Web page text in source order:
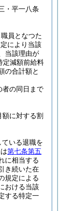
・平一八条
員となつた
により当該
当該理由が
定減額前給料
の合計額と
者の同日まで
に対する割
いる退職を
第七条第五
に相当する
き続いた在
規定による
おける当該
する特定一